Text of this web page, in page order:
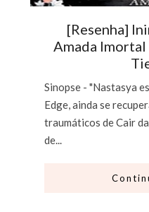
[Resenha]
Amada Imortal
Sinopse - "Nastasya
Edge, ainda se
traumáticos de Cair
de...